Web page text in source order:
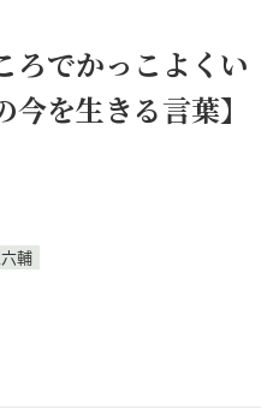
ろでかっこよくい
を生きる言葉】
輔